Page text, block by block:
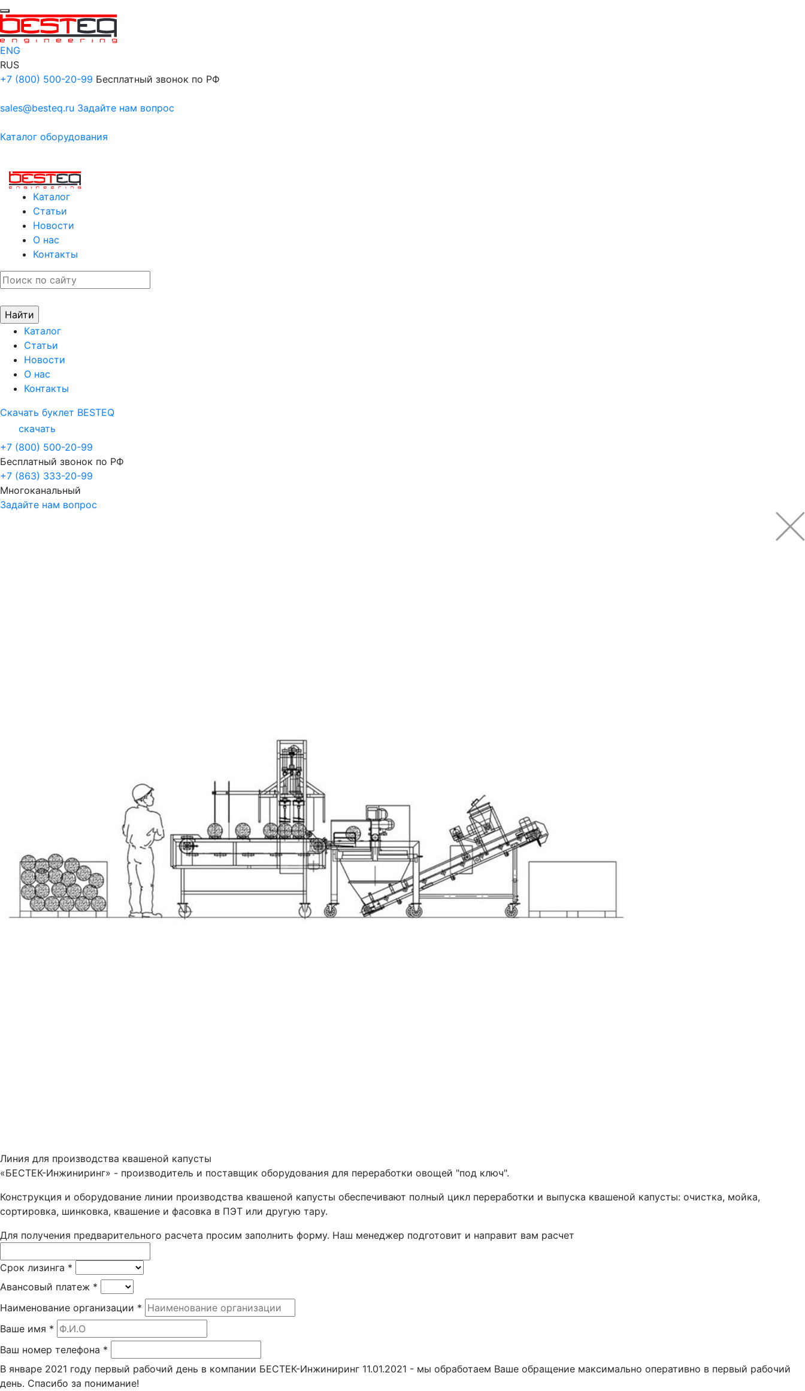
ENG
RUS
+7 (800) 500-20-99 Бесплатный звонок по РФ
sales@besteq.ru Задайте нам вопрос
Каталог оборудования
Каталог
Статьи
Новости
О нас
Контакты
Каталог
Статьи
Новости
О нас
Контакты
Скачать буклет BESTEQ
скачать
+7 (800) 500-20-99
Бесплатный звонок по РФ
+7 (863) 333-20-99
Многоканальный
Задайте нам вопрос
Линия для производства квашеной капусты
«БЕСТЕК-Инжиниринг» - производитель и поставщик оборудования для переработки овощей "под ключ".
Конструкция и оборудование линии производства квашеной капусты обеспечивают полный цикл переработки и выпуска квашеной капусты: очистка, мойка,
сортировка, шинковка, квашение и фасовка в ПЭТ или другую тару.
Для получения предварительного расчета просим заполнить форму. Наш менеджер подготовит и направит вам расчет
Срок лизинга *
Авансовый платеж *
Наименование организации *
Ваше имя *
Ваш номер телефона *
В январе 2021 году первый рабочий день в компании БЕСТЕК-Инжиниринг 11.01.2021 - мы обработаем Ваше обращение максимально оперативно в первый рабочий
день. Спасибо за понимание!